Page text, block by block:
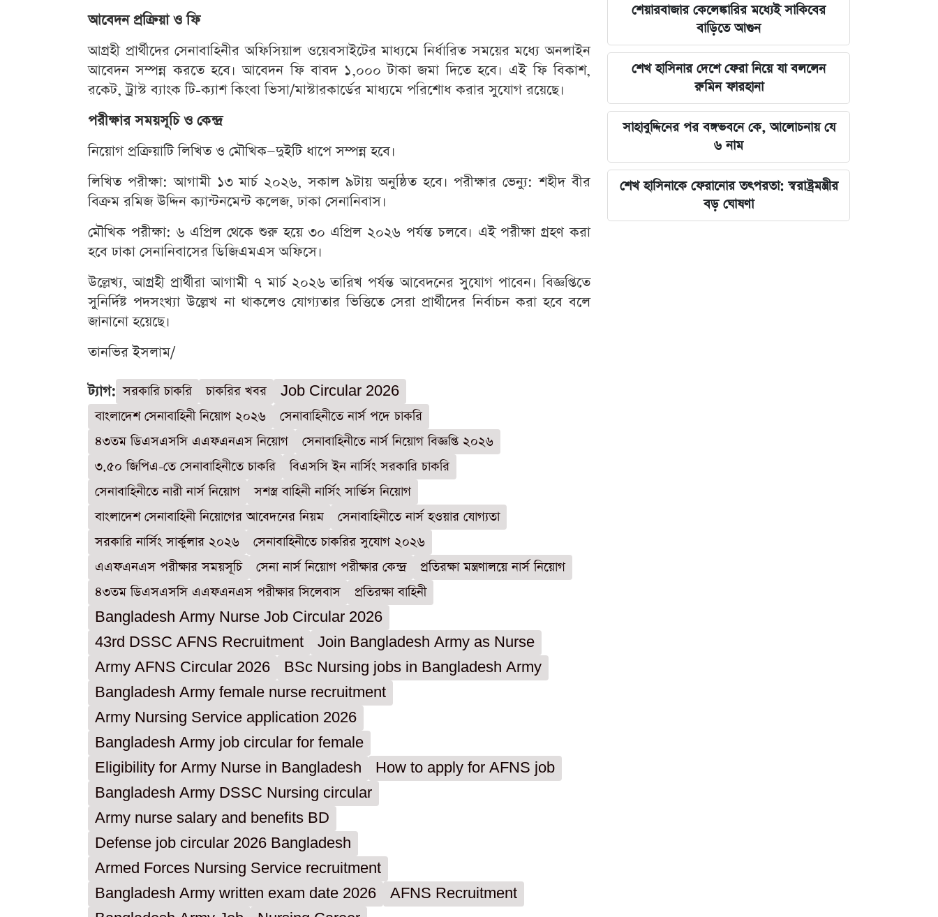
আবেদন প্রক্রিয়া ও ফি
আগ্রহী প্রার্থীদের সেনাবাহিনীর অফিসিয়াল ওয়েবসাইটের মাধ্যমে নির্ধারিত সময়ের মধ্যে অনলাইন
আবেদন সম্পন্ন করতে হবে। আবেদন ফি বাবদ ১,০০০ টাকা জমা দিতে হবে। এই ফি বিকাশ,
রকেট, ট্রাস্ট ব্যাংক টি-ক্যাশ কিংবা ভিসা/মাস্টারকার্ডের মাধ্যমে পরিশোধ করার সুযোগ রয়েছে।
পরীক্ষার সময়সূচি ও কেন্দ্র
নিয়োগ প্রক্রিয়াটি লিখিত ও মৌখিক—দুইটি ধাপে সম্পন্ন হবে।
লিখিত পরীক্ষা: আগামী ১৩ মার্চ ২০২৬, সকাল ৯টায় অনুষ্ঠিত হবে। পরীক্ষার ভেন্যু: শহীদ বীর
বিক্রম রমিজ উদ্দিন ক্যান্টনমেন্ট কলেজ, ঢাকা সেনানিবাস।
মৌখিক পরীক্ষা: ৬ এপ্রিল থেকে শুরু হয়ে ৩০ এপ্রিল ২০২৬ পর্যন্ত চলবে। এই পরীক্ষা গ্রহণ করা
হবে ঢাকা সেনানিবাসের ডিজিএমএস অফিসে।
উল্লেখ্য, আগ্রহী প্রার্থীরা আগামী ৭ মার্চ ২০২৬ তারিখ পর্যন্ত আবেদনের সুযোগ পাবেন। বিজ্ঞপ্তিতে
সুনির্দিষ্ট পদসংখ্যা উল্লেখ না থাকলেও যোগ্যতার ভিত্তিতে সেরা প্রার্থীদের নির্বাচন করা হবে বলে
জানানো হয়েছে।
তানভির ইসলাম/
ট্যাগ: সরকারি চাকরি চাকরির খবর
Job Circular 2026
বাংলাদেশ সেনাবাহিনী নিয়োগ ২০২৬
সেনাবাহিনীতে নার্স পদে চাকরি
৪৩তম ডিএসএসসি এএফএনএস নিয়োগ
সেনাবাহিনীতে নার্স নিয়োগ বিজ্ঞপ্তি ২০২৬
৩.৫০ জিপিএ-তে সেনাবাহিনীতে চাকরি
বিএসসি ইন নার্সিং সরকারি চাকরি
সেনাবাহিনীতে নারী নার্স নিয়োগ
সশস্ত্র বাহিনী নার্সিং সার্ভিস নিয়োগ
বাংলাদেশ সেনাবাহিনী নিয়োগের আবেদনের নিয়ম
সেনাবাহিনীতে নার্স হওয়ার যোগ্যতা
সরকারি নার্সিং সার্কুলার ২০২৬
সেনাবাহিনীতে চাকরির সুযোগ ২০২৬
এএফএনএস পরীক্ষার সময়সূচি
সেনা নার্স নিয়োগ পরীক্ষার কেন্দ্র
প্রতিরক্ষা মন্ত্রণালয়ে নার্স নিয়োগ
৪৩তম ডিএসএসসি এএফএনএস পরীক্ষার সিলেবাস
প্রতিরক্ষা বাহিনী
Bangladesh Army Nurse Job Circular 2026
43rd DSSC AFNS Recruitment
Join Bangladesh Army as Nurse
Army AFNS Circular 2026
BSc Nursing jobs in Bangladesh Army
Bangladesh Army female nurse recruitment
Army Nursing Service application 2026
Bangladesh Army job circular for female
Eligibility for Army Nurse in Bangladesh
How to apply for AFNS job
Bangladesh Army DSSC Nursing circular
Army nurse salary and benefits BD
Defense job circular 2026 Bangladesh
Armed Forces Nursing Service recruitment
Bangladesh Army written exam date 2026
AFNS Recruitment
শেয়ারবাজার কেলেঙ্কারির মধ্যেই সাকিবের
বাড়িতে আগুন
শেখ হাসিনার দেশে ফেরা নিয়ে যা বললেন
রুমিন ফারহানা
সাহাবুদ্দিনের পর বঙ্গভবনে কে, আলোচনায় যে
৬ নাম
শেখ হাসিনাকে ফেরানোর তৎপরতা: স্বরাষ্ট্রমন্ত্রীর
বড় ঘোষণা